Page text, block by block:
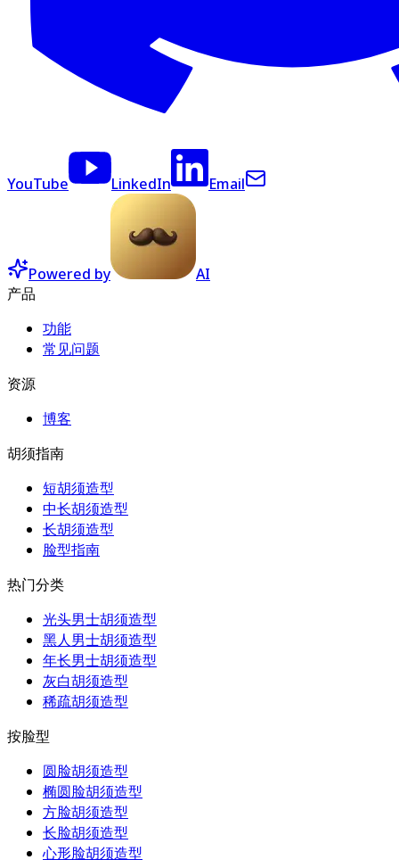
YouTube LinkedIn Email
Powered by
AI
产品
功能
常见问题
资源
博客
胡须指南
短胡须造型
中长胡须造型
长胡须造型
脸型指南
热门分类
光头男士胡须造型
黑人男士胡须造型
年长男士胡须造型
灰白胡须造型
稀疏胡须造型
按脸型
圆脸胡须造型
椭圆脸胡须造型
方脸胡须造型
长脸胡须造型
心形脸胡须造型